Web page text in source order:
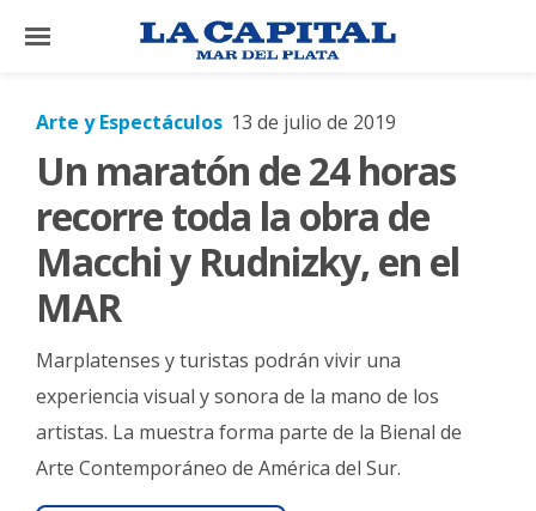
×
El
El
Mundo
La
Cultura
Tecnología
Gastronomía
Arte y Espectáculos 13 de julio de 2019
Un maratón de 24 horas
recorre toda la obra de
Macchi y Rudnizky, en el
MAR
Marplatenses y turistas podrán vivir una
experiencia visual y sonora de la mano de los
artistas. La muestra forma parte de la Bienal de
Arte Contemporáneo de América del Sur.